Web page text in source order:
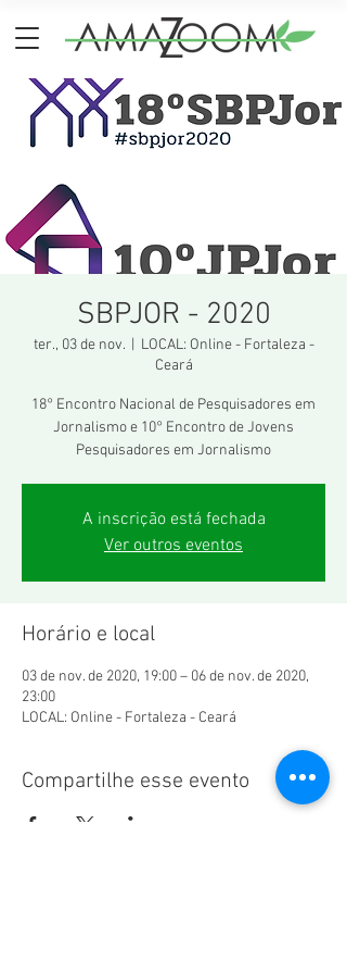
SBPJOR - 2020
ter., 03 de nov.
  |
LOCAL: Online - Fortaleza -
Ceará
18° Encontro Nacional de Pesquisadores em
Jornalismo e 10° Encontro de Jovens
Pesquisadores em Jornalismo
A inscrição está fechada
Ver outros eventos
Horário e local
03 de nov. de 2020, 19:00 – 06 de nov. de 2020,
23:00
LOCAL: Online - Fortaleza - Ceará
Compartilhe esse evento